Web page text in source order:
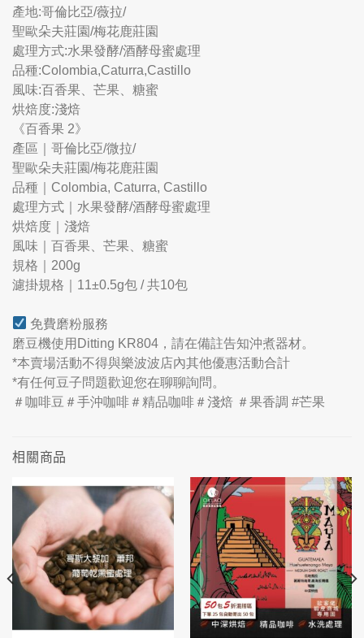
產地:哥倫比亞/薇拉/
聖歐朵夫莊園/梅花鹿莊園
處理方式:水果發酵/酒酵母蜜處理
品種:Colombia,Caturra,Castillo
風味:百香果、芒果、糖蜜
烘焙度:淺焙
《百香果 2》
產區｜哥倫比亞/微拉/
聖歐朵夫莊園/梅花鹿莊園
品種｜Colombia, Caturra, Castillo
處理方式｜水果發酵/酒酵母蜜處理
烘焙度｜淺焙
風味｜百香果、芒果、糖蜜
規格｜200g
濾掛規格｜11±0.5g包 / 共10包
免費磨粉服務
磨豆機使用Ditting KR804，請在備註告知沖煮器材。
*本賣場活動不得與樂波波店內其他優惠活動合計
*有任何豆子問題歡迎您在聊聊詢問。
＃咖啡豆＃手沖咖啡＃精品咖啡＃淺焙 ＃果香調 #芒果
相關商品